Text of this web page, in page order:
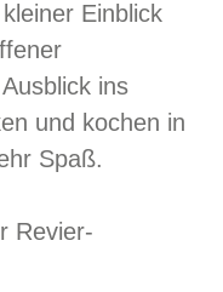
Einblick
ins
und kochen in
Spaß.
Revier-